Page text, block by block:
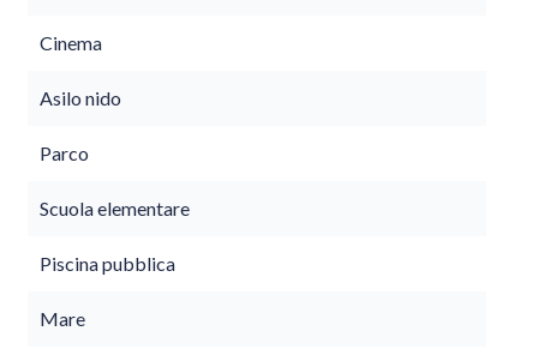
Cinema
Asilo nido
Parco
Scuola elementare
Piscina pubblica
Mare